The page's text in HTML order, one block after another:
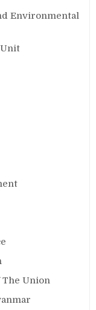
Environmental
Union